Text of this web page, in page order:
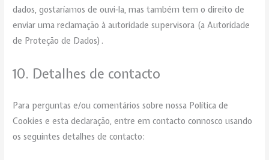
dados, gostaríamos de ouvi-la, mas também tem o direito de
enviar uma reclamação à autoridade supervisora (a Autoridade
de Proteção de Dados).
10. Detalhes de contacto
Para perguntas e/ou comentários sobre nossa Política de
Cookies e esta declaração, entre em contacto connosco usando
os seguintes detalhes de contacto: